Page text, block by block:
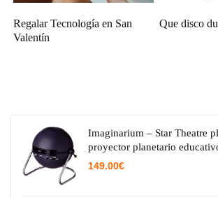
Regalar Tecnología en San
Valentín
Que disco
Imaginarium – Star Theatre
proyector planetario
149.00€